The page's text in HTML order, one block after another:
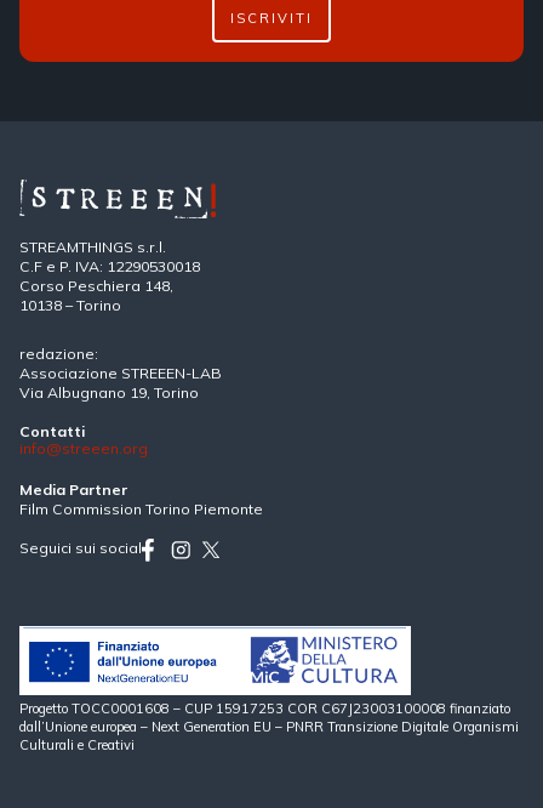
ISCRIVITI
STREAMTHINGS s.r.l.
C.F e P. IVA: 12290530018
Corso Peschiera 148,
10138 – Torino
redazione:
Associazione STREEEN-LAB
Via Albugnano 19, Torino
Contatti
info@streeen.org
Media Partner
Film Commission Torino Piemonte
Seguici sui social
Progetto TOCC0001608 – CUP 15917253 COR C67J23003100008 finanziato
dall’Unione europea – Next Generation EU – PNRR Transizione Digitale Organismi
Culturali e Creativi